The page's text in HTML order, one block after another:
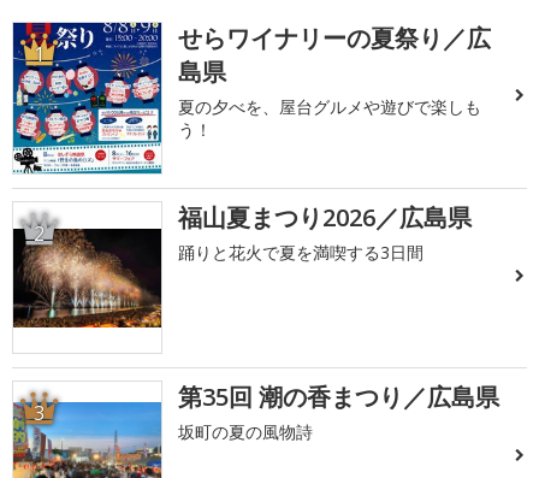
1
せらワイナリーの夏祭り／広
島県
夏の夕べを、屋台グルメや遊びで楽しも
う！
2 福山夏まつり2026／広島県
踊りと花火で夏を満喫する3日間
3 第35回 潮の香まつり／広島県
坂町の夏の風物詩